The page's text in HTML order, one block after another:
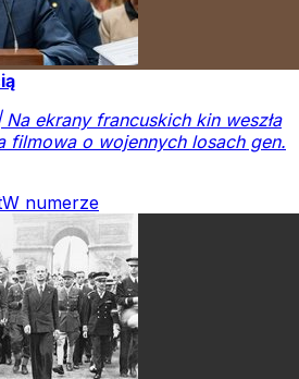
Na ekrany francuskich kin weszła
filmowa o wojennych losach gen.
W numerze